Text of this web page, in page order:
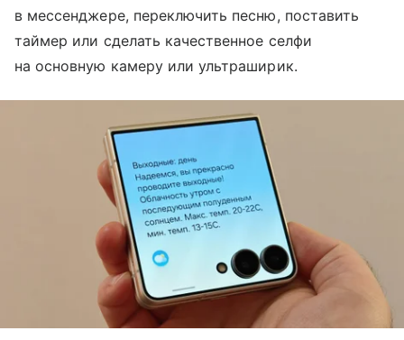
в мессенджере, переключить песню, поставить
таймер или сделать качественное селфи
на основную камеру или ультраширик.